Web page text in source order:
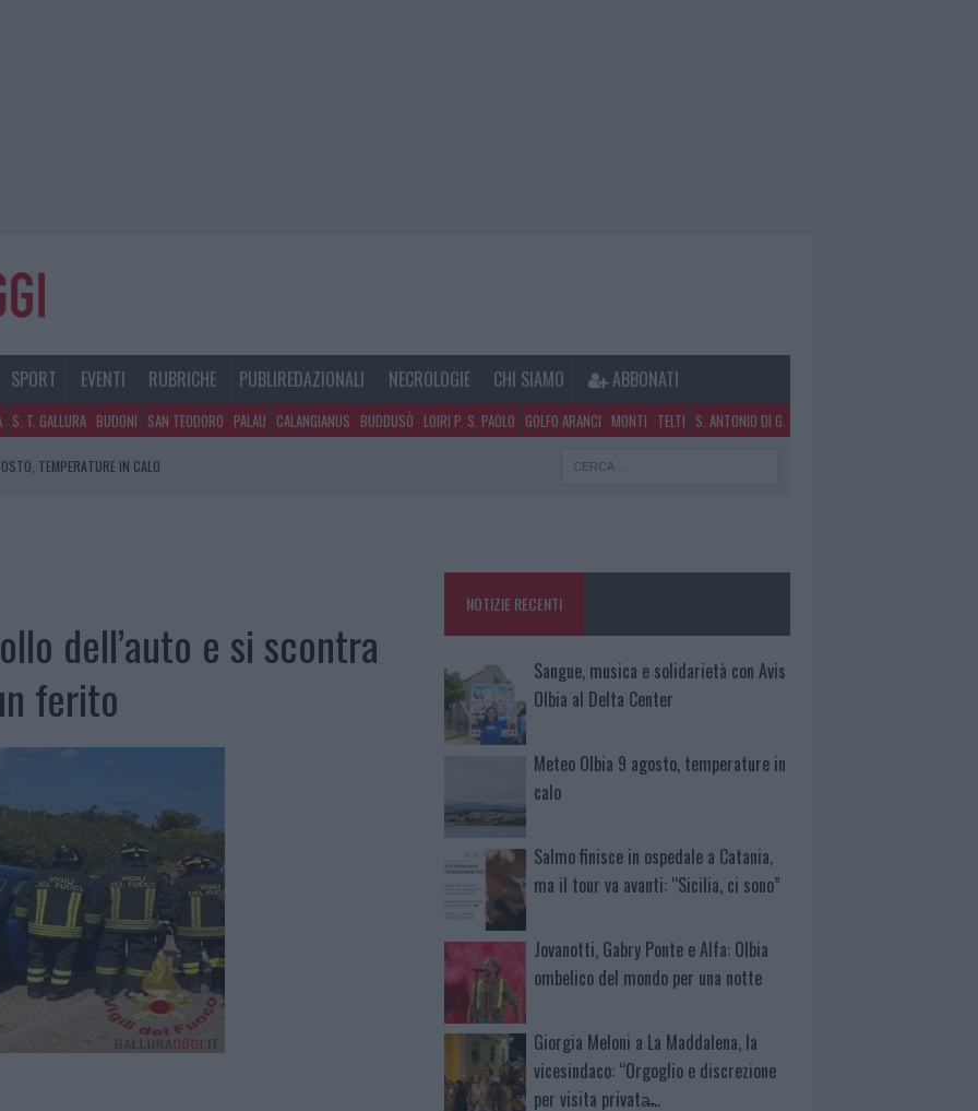
SPORT EVENTI RUBRICHE PUBLIREDAZIONALI NECROLOGIE CHI SIAMO ABBONATI
S. T. GALLURA BUDONI SAN TEODORO PALAU CALANGIANUS BUDDUSÒ LOIRI P. S. PAOLO GOLFO ARANCI MONTI TELTI S. ANTONIO DI G.
TEMPERATURE IN CALO
dell’auto e si scontra
ferito
NOTIZIE RECENTI
Sangue, musica e solidarietà con Avis
Olbia al Delta Center
Meteo Olbia 9 agosto, temperature in
calo
Salmo finisce in ospedale a Catania,
ma il tour va avanti: “Sicilia, ci sono”
Jovanotti, Gabry Ponte e Alfa: Olbia
ombelico del mondo per una notte
Giorgia Meloni a La Maddalena, la
vicesindaco: “Orgoglio e discrezione
per visita privata̶…